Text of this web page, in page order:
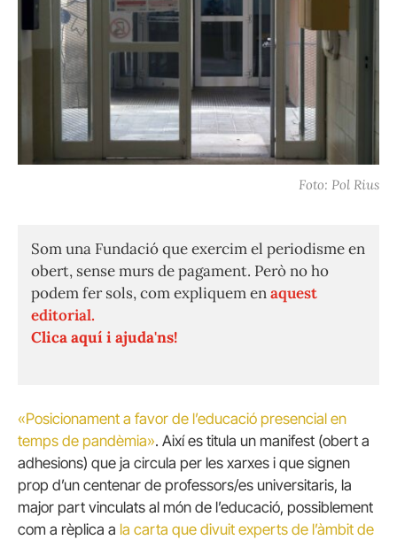
Foto: Pol Rius
Som una Fundació que exercim el periodisme en
obert, sense murs de pagament. Però no ho
podem fer sols, com expliquem enaquest
editorial.
Clica aquí i ajuda'ns!
«Posicionament a favor de l’educació presencial en
temps de pandèmia». Així es titula un manifest (obert a
adhesions) que ja circula per les xarxes i que signen
prop d’un centenar de professors/es universitaris, la
major part vinculats al món de l’educació, possiblement
com a rèplica a la carta que divuit experts de l’àmbit de